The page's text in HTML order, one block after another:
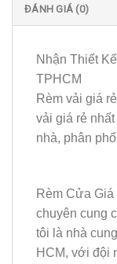
ĐÁNH GIÁ (0)
Nhận Thiết
TPHCM
Rèm vải giá
vải giá rẻ
nhà, phân
Rèm Cửa
chuyên cung
tôi là nhà
HCM, với đội